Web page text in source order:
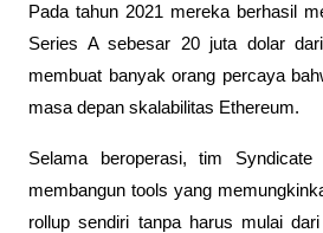
Pada tahun 2021 mereka berhasil
Series A sebesar 20 juta dolar
membuat banyak orang percaya
masa depan skalabilitas Ethereum.
Selama beroperasi, tim
membangun tools yang
rollup sendiri tanpa harus mulai